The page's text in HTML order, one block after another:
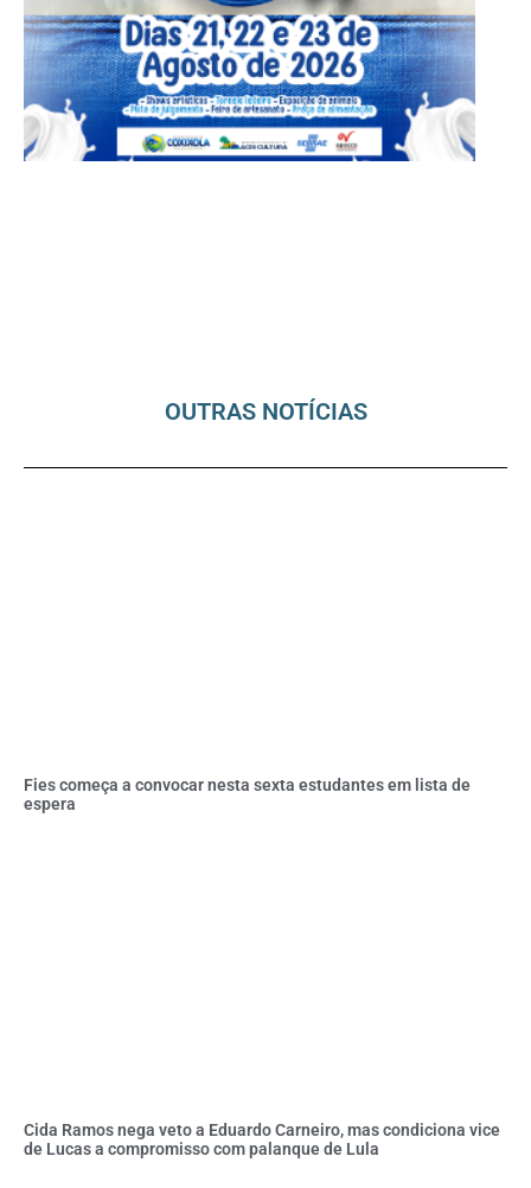
OUTRAS NOTÍCIAS
Fies começa a convocar nesta sexta estudantes em lista de
espera
Cida Ramos nega veto a Eduardo Carneiro, mas condiciona vice
de Lucas a compromisso com palanque de Lula